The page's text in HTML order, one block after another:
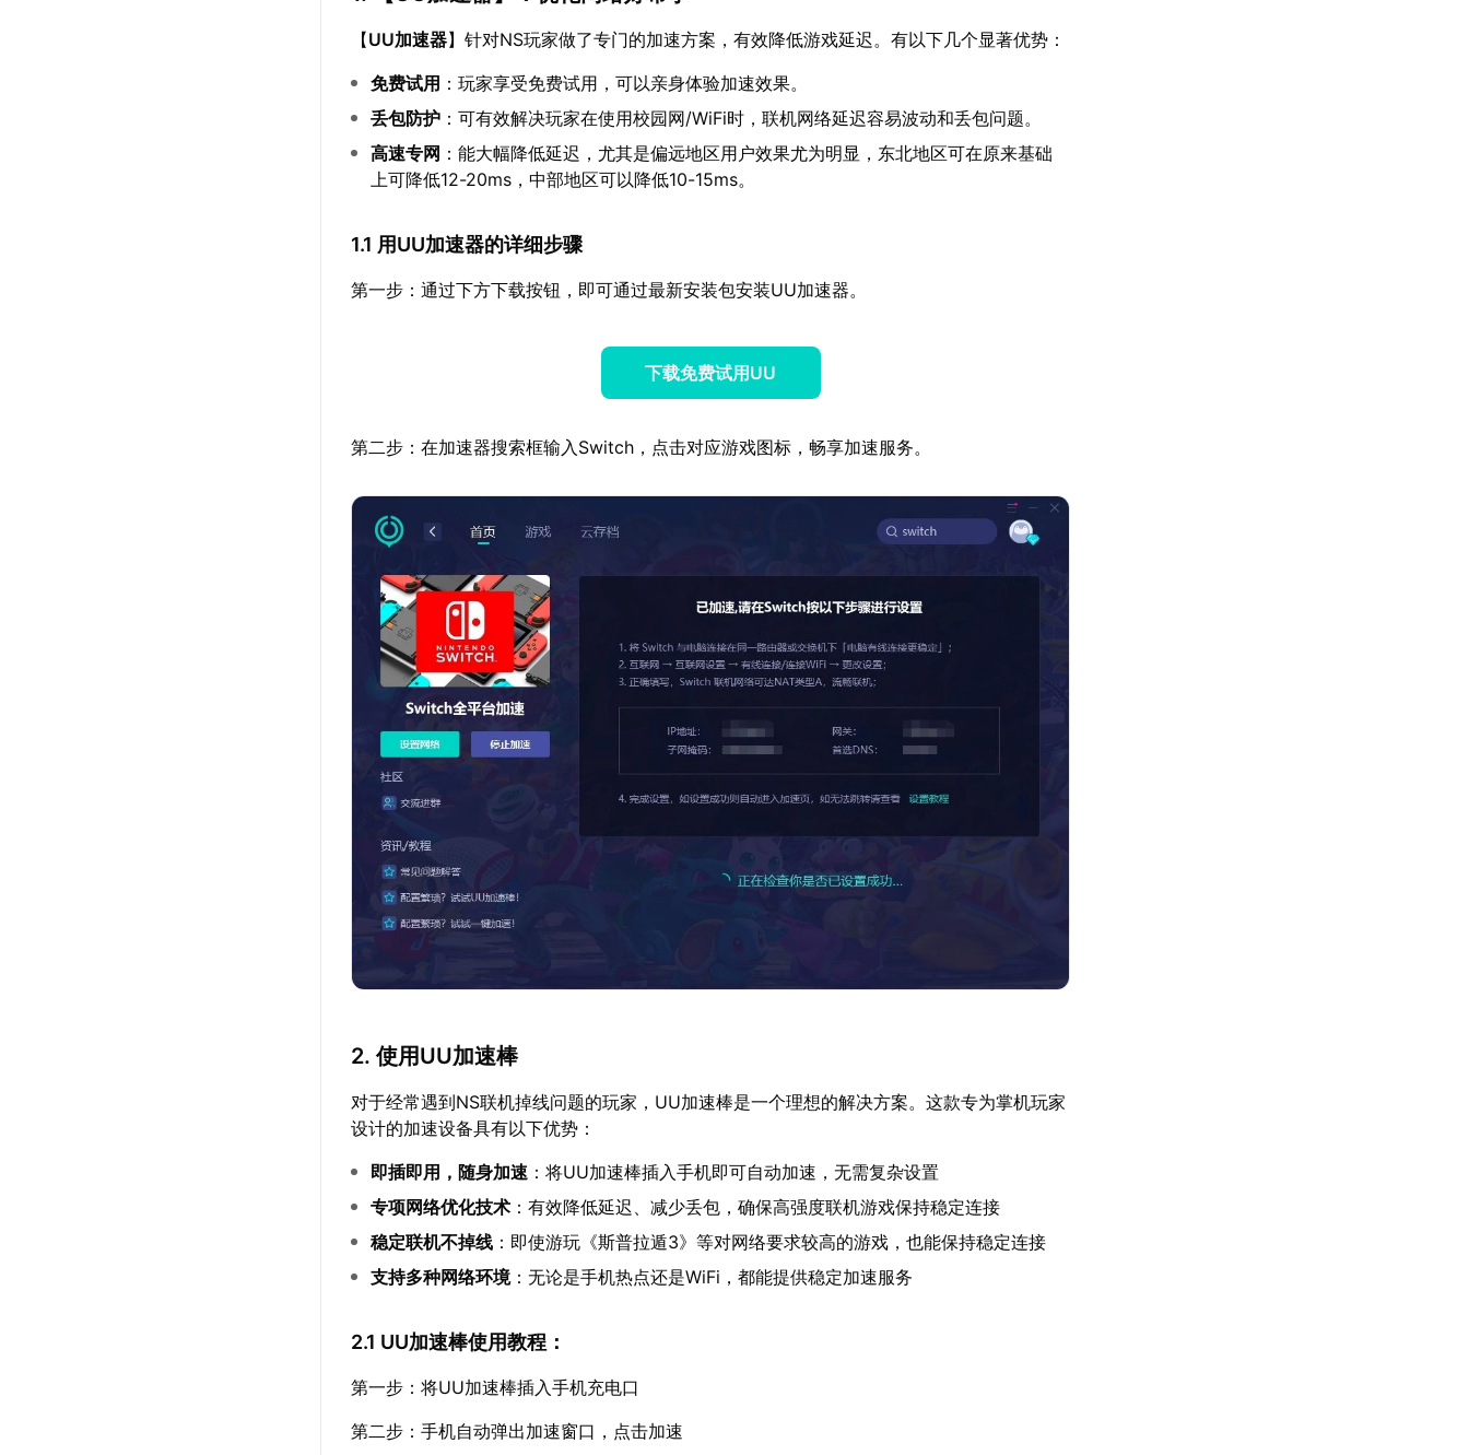
【UU加速器】针对NS玩家做了专门的加速方案，有效降低游戏延迟。有以下几个显著优势：
免费试用 ：玩家享受免费试用，可以亲身体验加速效果。
丢包防护 ：可有效解决玩家在使用校园网/WiFi时，联机网络延迟容易波动和丢包问题。
高速专网 ：能大幅降低延迟，尤其是偏远地区用户效果尤为明显，东北地区可在原来基础
上可降低12-20ms，中部地区可以降低10-15ms。
1.1 用UU加速器的详细步骤
第一步：通过下方下载按钮，即可通过最新安装包安装UU加速器。
下载免费试用UU
第二步：在加速器搜索框输入Switch，点击对应游戏图标，畅享加速服务。
2. 使用UU加速棒
对于经常遇到NS联机掉线问题的玩家，UU加速棒是一个理想的解决方案。这款专为掌机玩家
设计的加速设备具有以下优势：
即插即用，随身加速 ：将UU加速棒插入手机即可自动加速，无需复杂设置
专项网络优化技术 ：有效降低延迟、减少丢包，确保高强度联机游戏保持稳定连接
稳定联机不掉线 ：即使游玩《斯普拉遁3》等对网络要求较高的游戏，也能保持稳定连接
支持多种网络环境：无论是手机热点还是WiFi，都能提供稳定加速服务
2.1 UU加速棒使用教程：
第一步：将UU加速棒插入手机充电口
第二步：手机自动弹出加速窗口，点击加速